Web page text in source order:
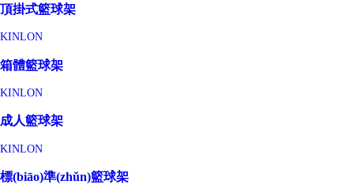
頂掛式籃球架
KINLON
箱體籃球架
KINLON
成人籃球架
KINLON
標(biāo)準(zhǔn)籃球架